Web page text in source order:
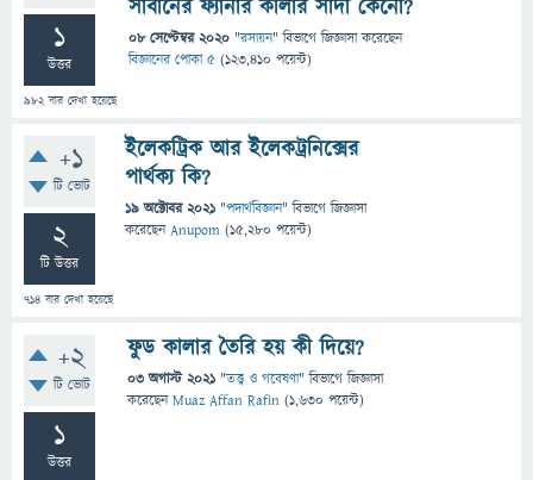
1
উত্তর
982বার দেখা হয়েছে
সাবানের ফ্যানার কালার সাদা কেনো?
08 সেপ্টেম্বর 2020 "রসায়ন" বিভাগে জিজ্ঞাসাকরেছেন
বিজ্ঞানের পোকা ৫ (123,410 পয়েন্ট)
+1
টি ভোট
2
টি উত্তর
714 বার দেখা হয়েছে
ইলেকট্রিক আর ইলেকট্রনিক্সের
পার্থক্য কি?
19 অক্টোবর 2021 "পদার্থবিজ্ঞান" বিভাগে জিজ্ঞাসা
করেছেনAnupom (15,280 পয়েন্ট)
+2
টি ভোট
1
উত্তর
ফুড কালার তৈরি হয় কী দিয়ে?
03 অগাস্ট 2021 "তত্ত্ব ও গবেষণা" বিভাগে জিজ্ঞাসা
করেছেনMuaz Affan Rafin (1,630 পয়েন্ট)